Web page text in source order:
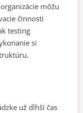
môžu
činnosti
testing
si
už dlhší čas